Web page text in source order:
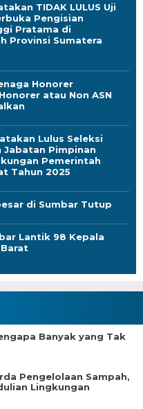
TIDAK LULUS Uji
Pengisian
Pratama di
Provinsi Sumatera
Honorer
atau Non ASN
Lulus Seleksi
Jabatan Pimpinan
Pemerintah
Tahun 2025
di Sumbar Tutup
Lantik 98 Kepala
Barat
Banyak yang Tak
Pengelolaan Sampah,
Lingkungan